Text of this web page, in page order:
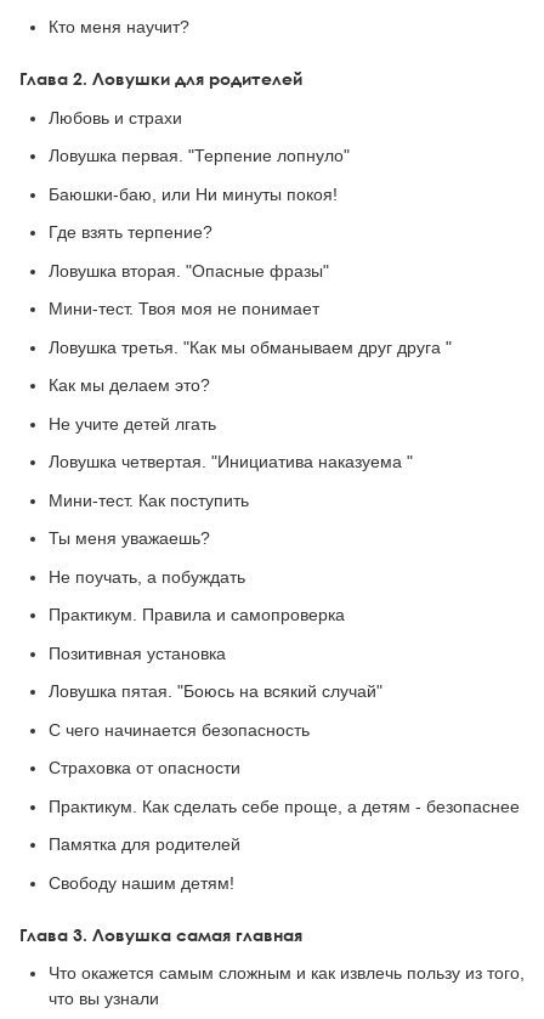
Кто меня научит?
Глава 2. Ловушки для родителей
Любовь и страхи
Ловушка первая. "Терпение лопнуло"
Баюшки-баю, или Ни минуты покоя!
Где взять терпение?
Ловушка вторая. "Опасные фразы"
Мини-тест. Твоя моя не понимает
Ловушка третья. "Как мы обманываем друг друга "
Как мы делаем это?
Не учите детей лгать
Ловушка четвертая. "Инициатива наказуема "
Мини-тест. Как поступить
Ты меня уважаешь?
Не поучать, а побуждать
Практикум. Правила и самопроверка
Позитивная установка
Ловушка пятая. "Боюсь на всякий случай"
С чего начинается безопасность
Страховка от опасности
Практикум. Как сделать себе проще, а детям - безопаснее
Памятка для родителей
Свободу нашим детям!
Глава 3. Ловушка самая главная
Что окажется самым сложным и как извлечь пользу из того,
что вы узнали